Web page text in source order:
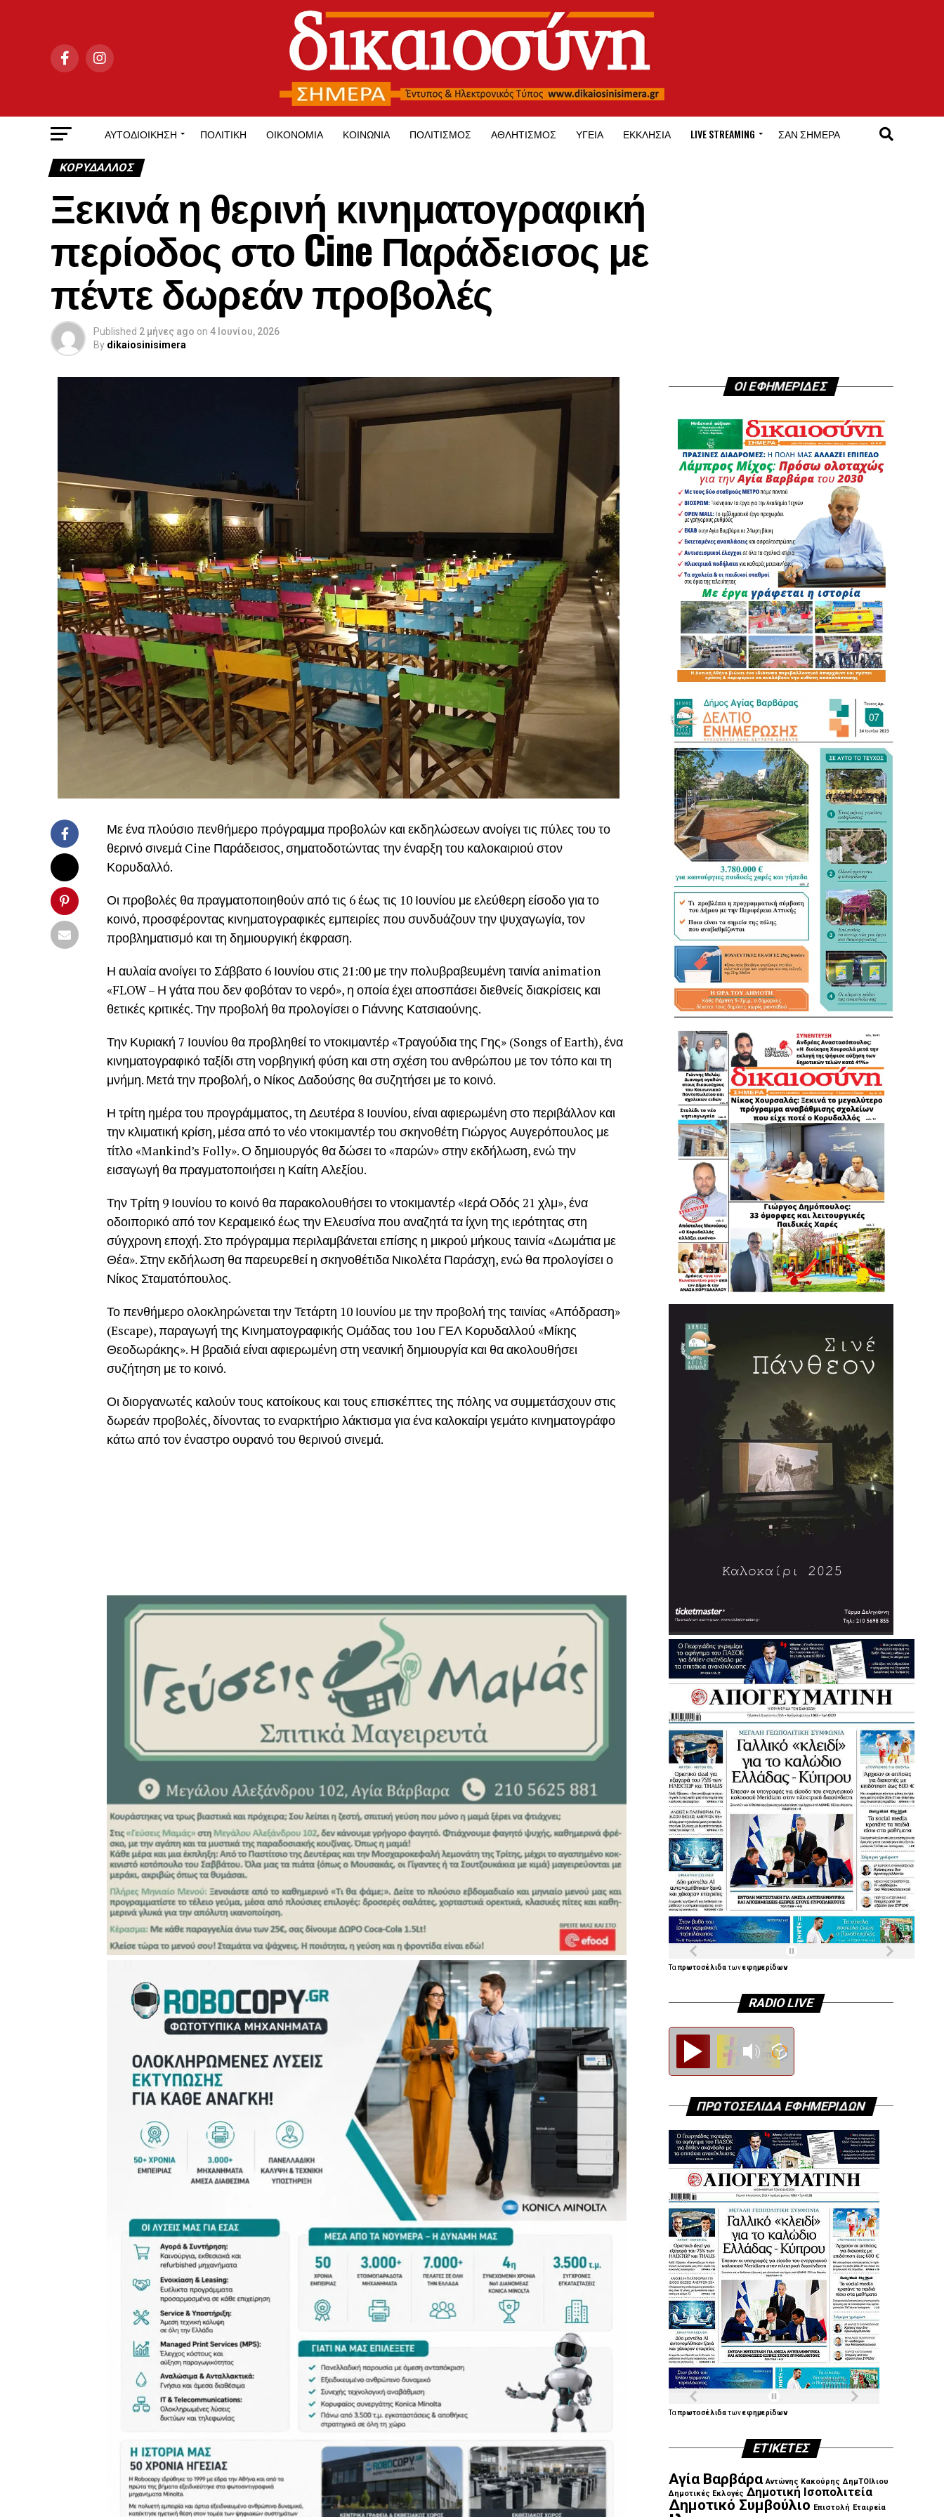
ΑΥΤΟΔΙΟΊΚΗΣΗ ΠΟΛΙΤΙΚΉ ΟΙΚΟΝΟΜΊΑ ΚΟΙΝΩΝΊΑ ΠΟΛΙΤΙΣΜΌΣ ΑΘΛΗΤΙΣΜΌΣ ΥΓΕΊΑ ΕΚΚΛΗΣΊΑ LIVE STREAMING ΣΑΝ ΣΉΜΕΡΑ
ΚΟΡΥΔΑΛΛΟΣ
Ξεκινά η θερινή κινηματογραφική
περίοδος στο Cine Παράδεισος με
πέντε δωρεάν προβολές
Published 2 μήνες ago on 4 Ιουνίου, 2026
By dikaiosinisimera
Με ένα πλούσιο πενθήμερο πρόγραμμα προβολών και εκδηλώσεων ανοίγει τις πύλες του το
θερινό σινεμά Cine Παράδεισος, σηματοδοτώντας την έναρξη του καλοκαιριού στον
Κορυδαλλό.
Οι προβολές θα πραγματοποιηθούν από τις 6 έως τις 10 Ιουνίου με ελεύθερη είσοδο για το
κοινό, προσφέροντας κινηματογραφικές εμπειρίες που συνδυάζουν την ψυχαγωγία, τον
προβληματισμό και τη δημιουργική έκφραση.
Η αυλαία ανοίγει το Σάββατο 6 Ιουνίου στις 21:00 με την πολυβραβευμένη ταινία animation
«FLOW – Η γάτα που δεν φοβόταν το νερό», η οποία έχει αποσπάσει διεθνείς διακρίσεις και
θετικές κριτικές. Την προβολή θα προλογίσει ο Γιάννης Κατσιαούνης.
Την Κυριακή 7 Ιουνίου θα προβληθεί το ντοκιμαντέρ «Τραγούδια της Γης» (Songs of Earth), ένα
κινηματογραφικό ταξίδι στη νορβηγική φύση και στη σχέση του ανθρώπου με τον τόπο και τη
μνήμη. Μετά την προβολή, ο Νίκος Δαδούσης θα συζητήσει με το κοινό.
Η τρίτη ημέρα του προγράμματος, τη Δευτέρα 8 Ιουνίου, είναι αφιερωμένη στο περιβάλλον και
την κλιματική κρίση, μέσα από το νέο ντοκιμαντέρ του σκηνοθέτη Γιώργος Αυγερόπουλος με
τίτλο «Mankind’s Folly». Ο δημιουργός θα δώσει το «παρών» στην εκδήλωση, ενώ την
εισαγωγή θα πραγματοποιήσει η Καίτη Αλεξίου.
Την Τρίτη 9 Ιουνίου το κοινό θα παρακολουθήσει το ντοκιμαντέρ «Ιερά Οδός 21 χλμ», ένα
οδοιπορικό από τον Κεραμεικό έως την Ελευσίνα που αναζητά τα ίχνη της ιερότητας στη
σύγχρονη εποχή. Στο πρόγραμμα περιλαμβάνεται επίσης η μικρού μήκους ταινία «Δωμάτια με
Θέα». Στην εκδήλωση θα παρευρεθεί η σκηνοθέτιδα Νικολέτα Παράσχη, ενώ θα προλογίσει ο
Νίκος Σταματόπουλος.
Το πενθήμερο ολοκληρώνεται την Τετάρτη 10 Ιουνίου με την προβολή της ταινίας «Απόδραση»
(Escape), παραγωγή της Κινηματογραφικής Ομάδας του 1ου ΓΕΛ Κορυδαλλού «Μίκης
Θεοδωράκης». Η βραδιά είναι αφιερωμένη στη νεανική δημιουργία και θα ακολουθήσει
συζήτηση με το κοινό.
Οι διοργανωτές καλούν τους κατοίκους και τους επισκέπτες της πόλης να συμμετάσχουν στις
δωρεάν προβολές, δίνοντας το εναρκτήριο λάκτισμα για ένα καλοκαίρι γεμάτο κινηματογράφο
κάτω από τον έναστρο ουρανό του θερινού σινεμά.
ΟΙ ΕΦΗΜΕΡΙΔΕΣ
Ταπρωτοσέλιδατωνεφημερίδων
RADIO LIVE
ΠΡΩΤΟΣΕΛΙΔΑ ΕΦΗΜΕΡΙΔΩΝ
Ταπρωτοσέλιδατωνεφημερίδων
ΕΤΙΚΈΤΕΣ
Αγία Βαρβάρα Αντώνης Κακούρης ΔημΤΟΙλιου
Δημοτικές Εκλογές Δημοτική Ισοπολιτεία
Δημοτικό Συμβούλιο Επιστολή Εταιρεία